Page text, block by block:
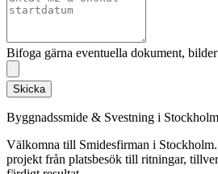
Bifoga gärna eventuella dokument,
Skicka
Byggnadssmide & Svestning i Stockholm
Välkomna till Smidesfirman i
projekt från platsbesök till ritningar,